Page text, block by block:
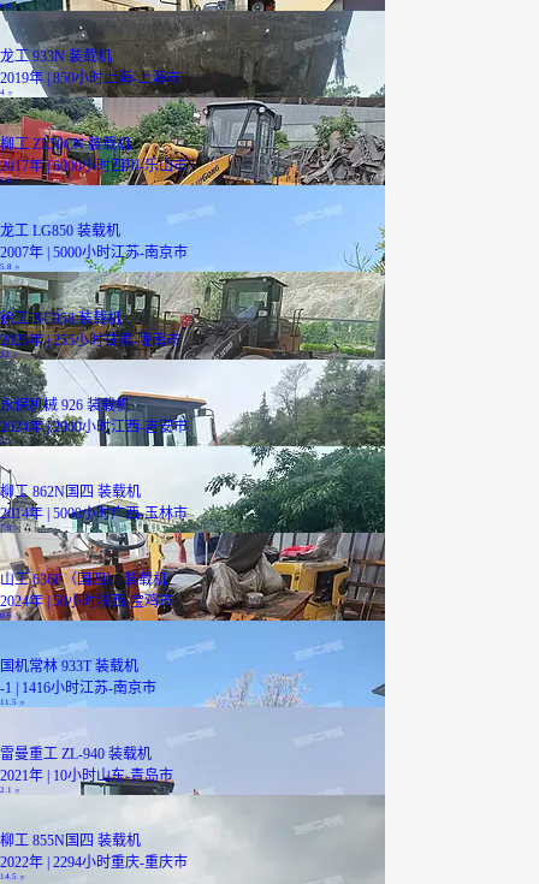
6.8 万
龙工 933N 装载机
2019年 | 850小时上海-上海市
4 万
柳工 ZL50CN 装载机
2017年 | 6000小时四川-乐山市
5.9万
龙工 LG850 装载机
2007年 | 5000小时江苏-南京市
5.8 万
徐工 XC958 装载机
2025年 | 255小时甘肃-陇南市
32
永保机械 926 装载机
2024年 | 2000小时江西-吉安市
2万
柳工 862N国四 装载机
2014年 | 5000小时广西-玉林市
7.9万
山工 636F（国四） 装载机
2024年 | 50小时陕西-宝鸡市
0.9 万
国机常林 933T 装载机
-1 | 1416小时江苏-南京市
11.5 万
雷曼重工 ZL-940 装载机
2021年 | 10小时山东-青岛市
2.1 万
柳工 855N国四 装载机
2022年 | 2294小时重庆-重庆市
14.5 万